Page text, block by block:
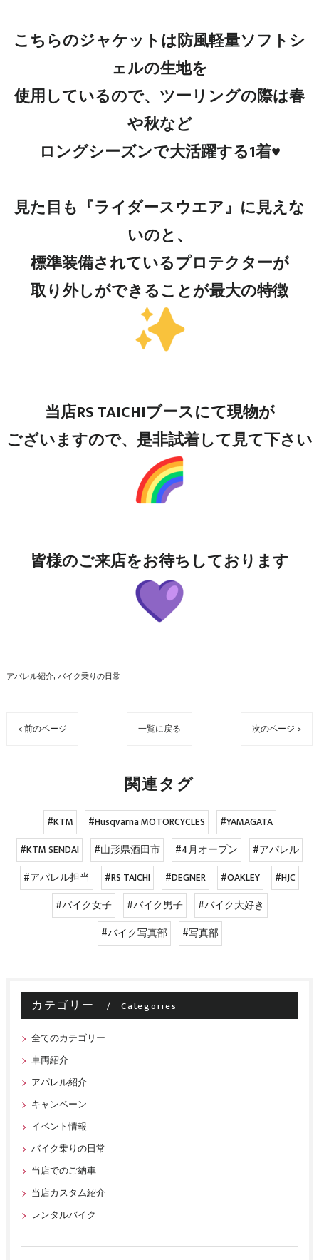
こちらのジャケットは防風軽量ソフトシ
ェルの生地を
使用しているので、ツーリングの際は春
や秋など
ロングシーズンで大活躍する1着♥
見た目も『ライダースウエア』に見えな
いのと、
標準装備されているプロテクターが
取り外しができることが最大の特徴
当店RS TAICHIブースにて現物が
ございますので、是非試着して見て下さい
皆様のご来店をお待ちしております
アパレル紹介 バイク乗りの日常
< 前のページ 一覧に戻る 次のページ >
関連タグ
#KTM #Husqvarna MOTORCYCLES
#YAMAGATA
#KTM SENDAI
#山形県酒田市 #4月オープン
#アパレル
#アパレル担当
#RS TAICHI #DEGNER #OAKLEY
#HJC
#バイク女子
#バイク男子
#バイク大好き
#バイク写真部
#写真部
カテゴリー Categories
全てのカテゴリー
車両紹介
アパレル紹介
キャンペーン
イベント情報
バイク乗りの日常
当店でのご納車
当店カスタム紹介
レンタルバイク